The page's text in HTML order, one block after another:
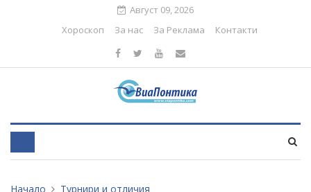
Август 09, 2026
Хороскоп
За нас За Реклама Контакти
Начало Турнири и отличия